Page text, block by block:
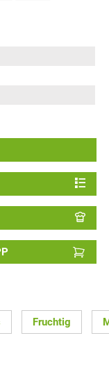
Fruchtig